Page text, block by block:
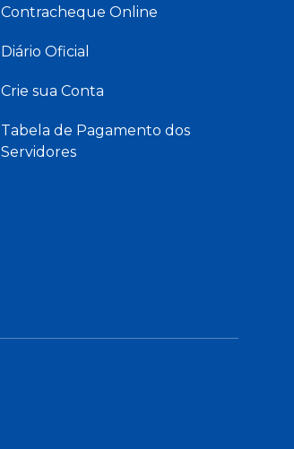
Contracheque Online
Diário Oficial
Crie sua Conta
Tabela de Pagamento dos
Servidores